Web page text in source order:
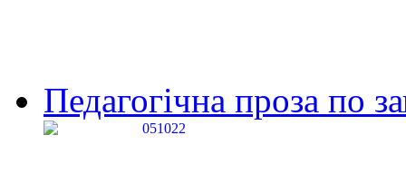
Педагогічна проза по